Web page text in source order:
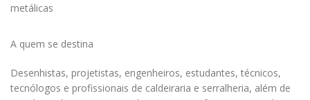
metálicas
A quem se destina
Desenhistas, projetistas, engenheiros, estudantes, técnicos,
tecnólogos e profissionais de caldeiraria e serralheria, além de